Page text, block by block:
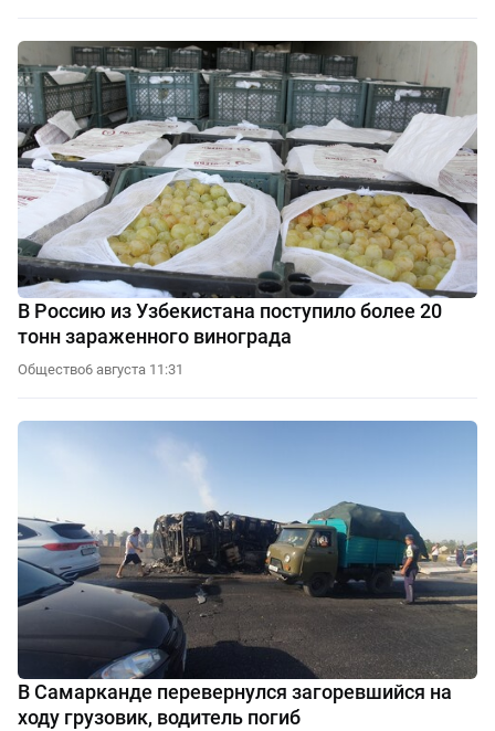
В Россию из Узбекистана поступило более 20
тонн зараженного винограда
Общество6 августа 11:31
В Самарканде перевернулся загоревшийся на
ходу грузовик, водитель погиб